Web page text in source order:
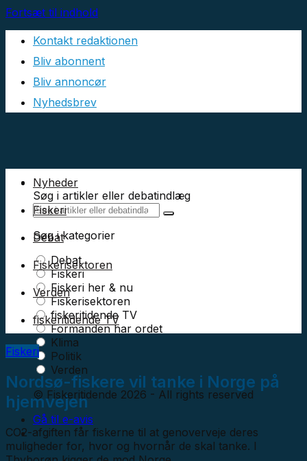
Fortsæt til indhold
Kontakt redaktionen
Bliv abonnent
Bliv annoncør
Nyhedsbrev
Søg i artikler eller debatindlæg
Søg i kategorier
Debat
Fiskeri
Fiskeri her & nu
Fiskerisektoren
fiskeritidende TV
Formanden har ordet
Klima
Politik
Verden
© Fiskeritidende 2026 - All rights reserved
Gå til e-avis
Nyheder
Fiskeri
Debat
Fiskerisektoren
Verden
fiskeritidende TV
Fiskeri
Nordsø-fiskere vil tanke i Norge på
hjemvejen
CO2-afgiften får fiskerne til at genoverveje deres
muligheder for, hvor og hvornår de skal tanke. I